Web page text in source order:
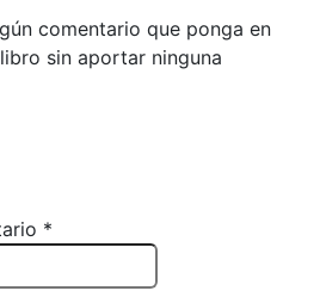
comentario que ponga en
sin aportar ninguna
*